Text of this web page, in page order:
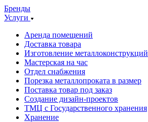
Бренды
Услуги
Аренда помещений
Доставка товара
Изготовление металлоконструкций
Мастерская на час
Отдел снабжения
Порезка металлопроката в размер
Поставка товар под заказ
Создание дизайн-проектов
ТМЦ с Государственного хранения
Хранение